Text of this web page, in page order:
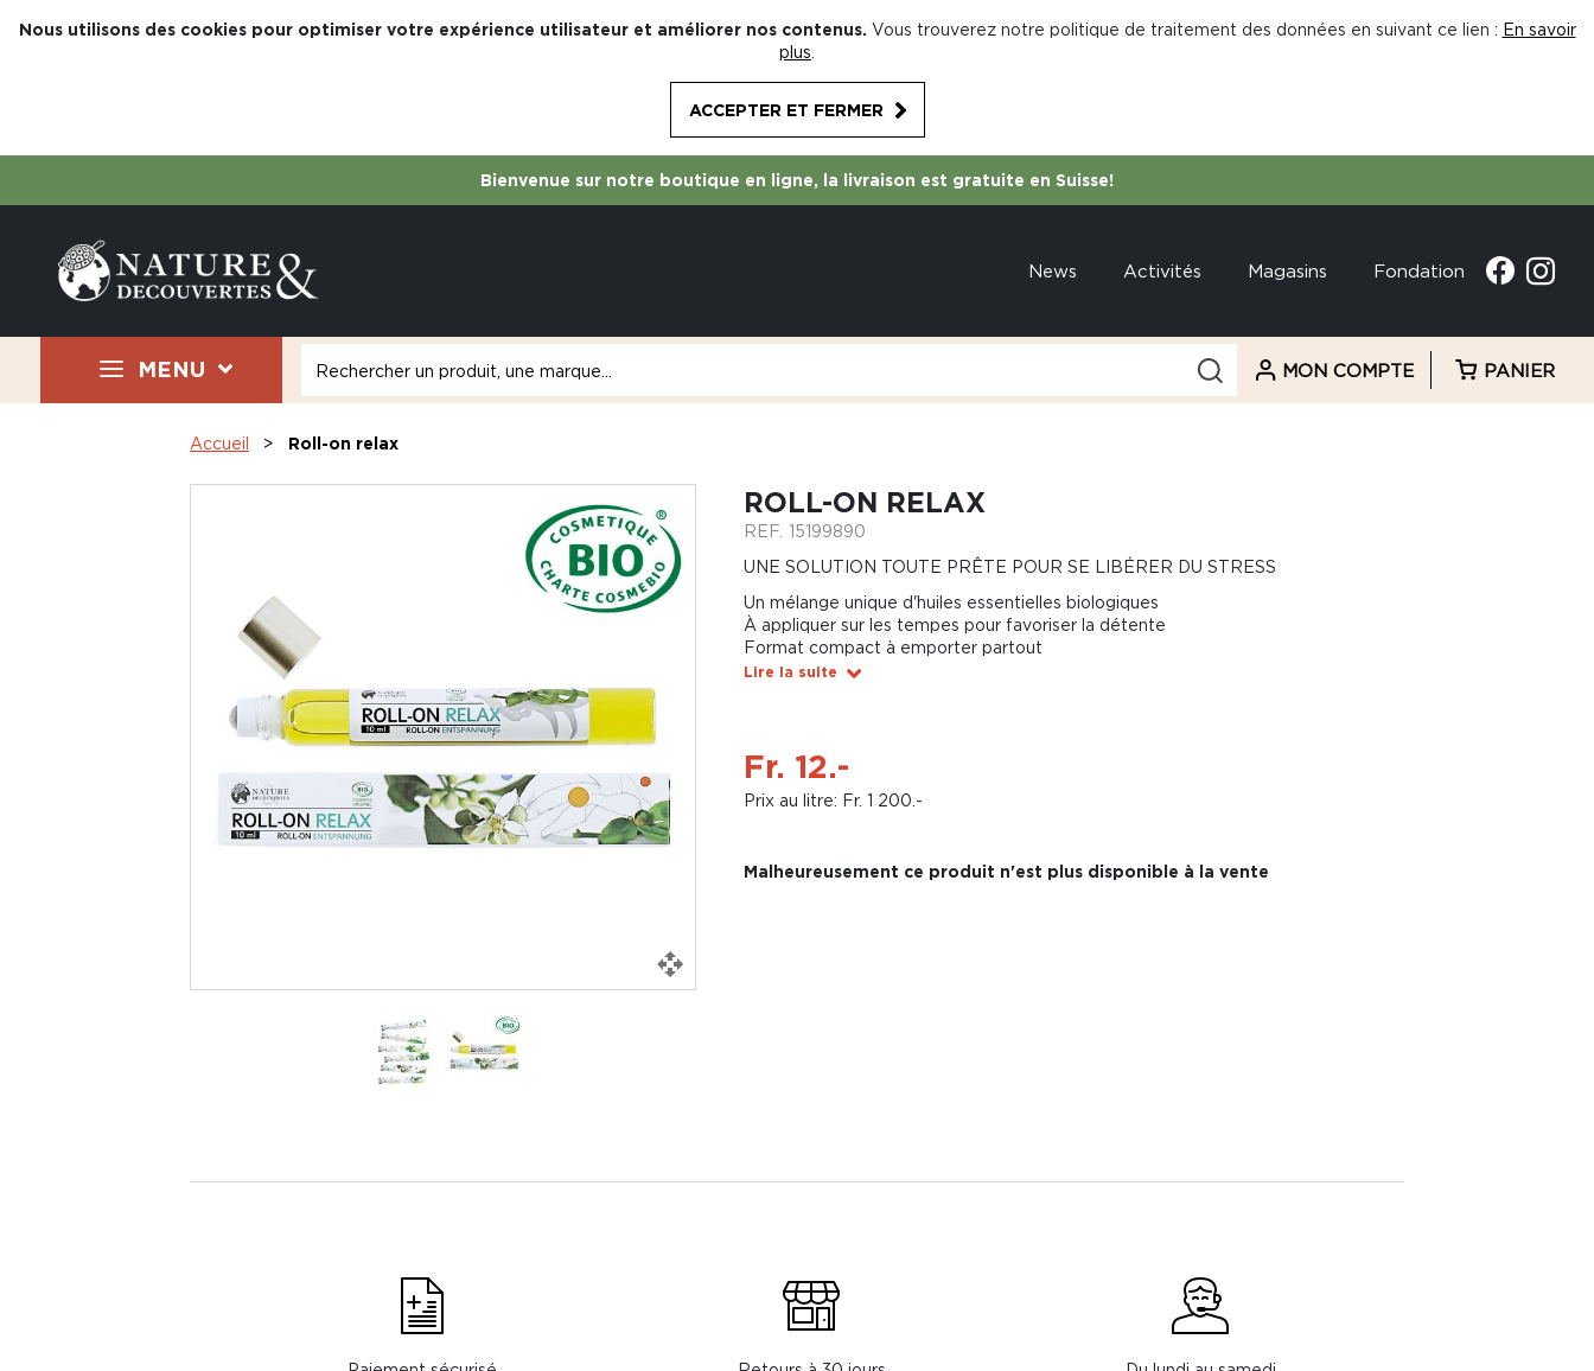
Nous utilisons des cookies pour optimiser votre expérience utilisateur et améliorer nos contenus. Vous trouverez notre politique de traitement des données en suivant ce lien : En savoir
plus
ACCEPTER ET FERMER
Bienvenue sur notre boutique en ligne, la livraison est gratuite en Suisse!
News Activités Magasins Fondation
MENU MON COMPTE PANIER
Accueil Roll-on relax
ROLL-ON RELAX
REF. 15199890
UNE SOLUTION TOUTE PRÊTE POUR SE LIBÉRER DU STRESS
Un mélange unique d'huiles essentielles biologiques
À appliquer sur les tempes pour favoriser la détente
Format compact à emporter partout
Lire la suite
Fr. 12.-
Prix au litre: Fr. 1 200.-
Malheureusement ce produit n'est plus disponible à la vente